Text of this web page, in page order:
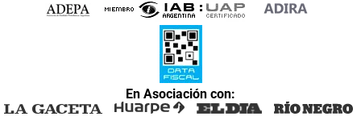
En Asociación con: